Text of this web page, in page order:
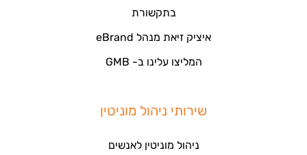
בתקשורת
איציק זיאת מנהל eBrand
המליצו עלינו ב- GMB
שירותי ניהול מוניטין
ניהול מוניטין לאנשים